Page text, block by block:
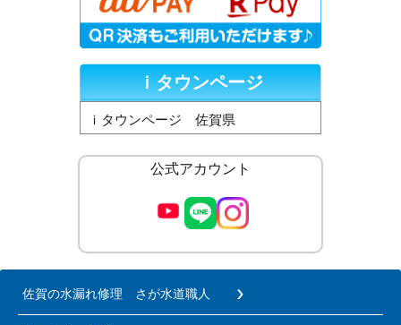
ｉタウンページ
ｉタウンページ 佐賀県
公式アカウント
佐賀の水漏れ修理 さが水道職人